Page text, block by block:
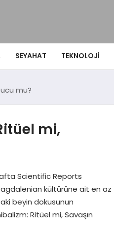
SEYAHAT TEKNOLOJI
mu?
mi,
Scientific Reports
kültürüne ait en az
beyin dokusunun
Ritüel mi, Savaşın